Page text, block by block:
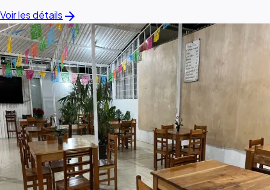
Voir les détails arrow_forward